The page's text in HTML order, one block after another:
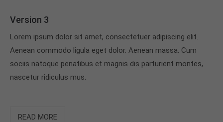
Version 3
Lorem ipsum dolor sit amet, consectetuer adipiscing elit.
Aenean commodo ligula eget dolor. Aenean massa. Cum
sociis natoque penatibus et magnis dis parturient montes,
nascetur ridiculus mus.
READ MORE